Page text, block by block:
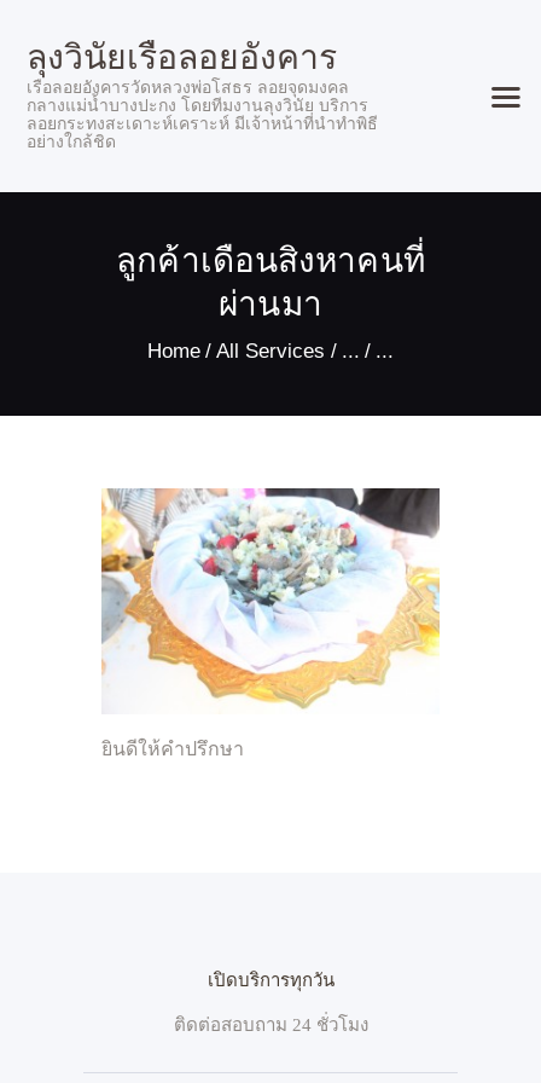
ลุงวินัยเรือลอยอังคาร
เรือลอยอังคารวัดหลวงพ่อโสธร ลอยจุดมงคล
กลางแม่น้ำบางปะกง โดยทีมงานลุงวินัย บริการ
ลอยกระทงสะเดาะห์เคราะห์ มีเจ้าหน้าที่นำทำพิธี
อย่างใกล้ชิด
ลูกค้าเดือนสิงหาคนที่
ผ่านมา
Home All Services ... ...
ลูกค้าของเรา
อัตราค่าบริการ
ยินดีให้คำปรึกษา
เปิดบริการทุกวัน
ติดต่อสอบถาม 24 ชั่วโมง